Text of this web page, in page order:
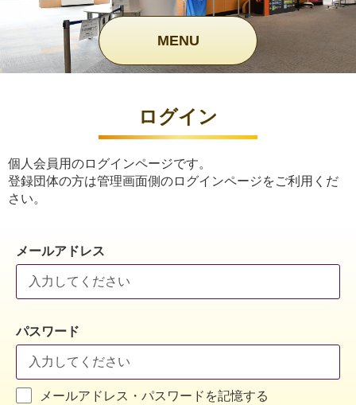
MENU
ログイン
個人会員用のログインページです。
登録団体の方は管理画面側のログインページをご利用くだ
さい。
メールアドレス
パスワード
メールアドレス・パスワードを記憶する